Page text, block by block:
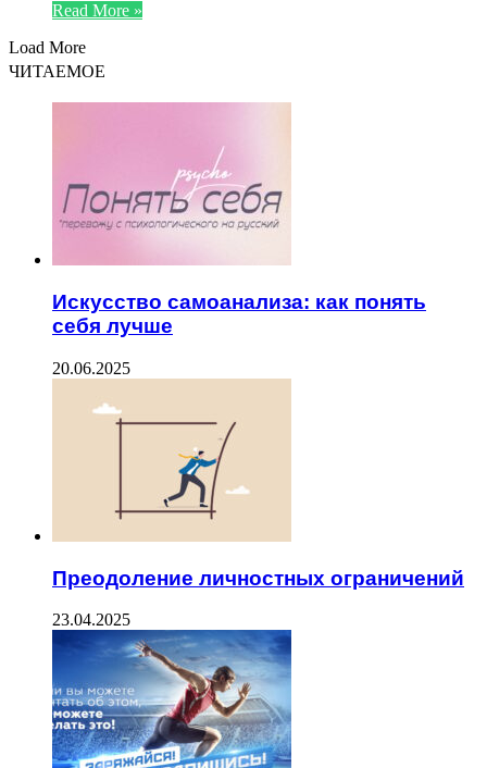
Read More »
Load More
ЧИТАЕМОЕ
Искусство самоанализа: как понять
себя лучше
20.06.2025
Преодоление личностных ограничений
23.04.2025